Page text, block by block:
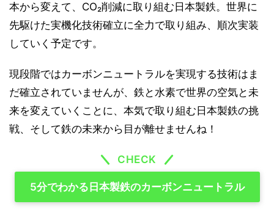
本から変えて、CO₂削減に取り組む日本製鉄。世界に
先駆けた実機化技術確立に全力で取り組み、順次実装
していく予定です。
現段階ではカーボンニュートラルを実現する技術はま
だ確立されていませんが、鉄と水素で世界の空気と未
来を変えていくことに、本気で取り組む日本製鉄の挑
戦、そして鉄の未来から目が離せませんね！
CHECK
5分でわかる日本製鉄のカーボンニュートラル